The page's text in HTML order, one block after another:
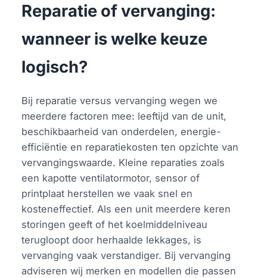
Reparatie of vervanging:
wanneer is welke keuze
logisch?
Bij reparatie versus vervanging wegen we
meerdere factoren mee: leeftijd van de unit,
beschikbaarheid van onderdelen, energie-
efficiëntie en reparatiekosten ten opzichte van
vervangingswaarde. Kleine reparaties zoals
een kapotte ventilatormotor, sensor of
printplaat herstellen we vaak snel en
kosteneffectief. Als een unit meerdere keren
storingen geeft of het koelmiddelniveau
terugloopt door herhaalde lekkages, is
vervanging vaak verstandiger. Bij vervanging
adviseren wij merken en modellen die passen